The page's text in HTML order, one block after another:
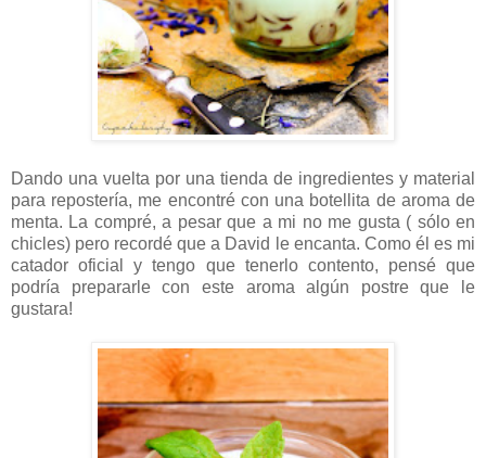
Dando una vuelta por una tienda de ingredientes y material
para repostería, me encontré con una botellita de aroma de
menta. La compré, a pesar que a mi no me gusta ( sólo en
chicles) pero recordé que a David le encanta. Como él es mi
catador oficial y tengo que tenerlo contento, pensé que
podría prepararle con este aroma algún postre que le
gustara!